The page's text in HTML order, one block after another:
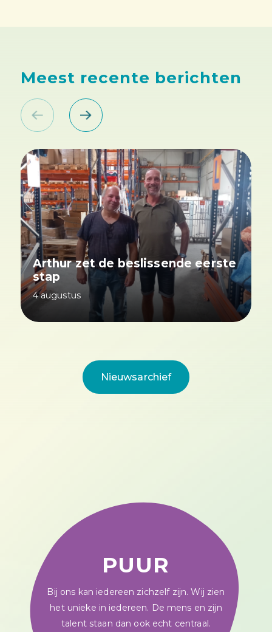
Meest recente berichten
Arthur zet de beslissende eerste
stap
4 augustus
Nieuwsarchief
PUUR
Bij ons kan iedereen zichzelf zijn. Wij zien
het unieke in iedereen. De mens en zijn
talent staan dan ook echt centraal.